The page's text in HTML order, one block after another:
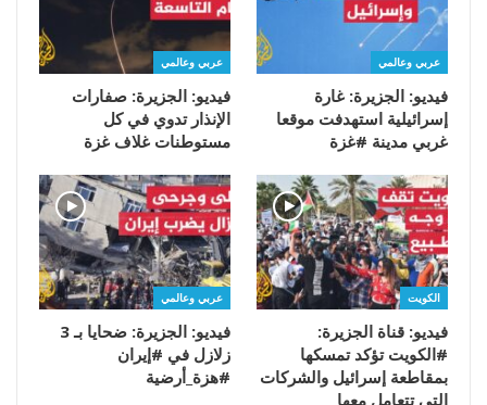
عربي وعالمي
فيديو: الجزيرة: غارة
إسرائيلية استهدفت موقعا
غربي مدينة #غزة
عربي وعالمي
فيديو: الجزيرة: صفارات
الإنذار تدوي في كل
مستوطنات غلاف غزة
الكويت
فيديو: قناة الجزيرة:
#الكويت تؤكد تمسكها
بمقاطعة إسرائيل والشركات
التي تتعامل معها
عربي وعالمي
فيديو: الجزيرة: ضحايا بـ 3
زلازل في #إيران
#هزة_أرضية